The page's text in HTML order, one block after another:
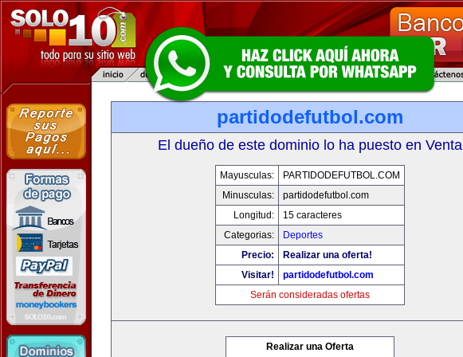
partidodefutbol.com
El dueño de este dominio lo ha puesto en Venta
Mayusculas:
PARTIDODEFUTBOL.COM
Minusculas:
partidodefutbol.com
Longitud:
15 caracteres
Categorias:
Deportes
Precio:
Realizar una oferta!
Visitar!
partidodefutbol.com
Serán consideradas ofertas
Realizar una Oferta